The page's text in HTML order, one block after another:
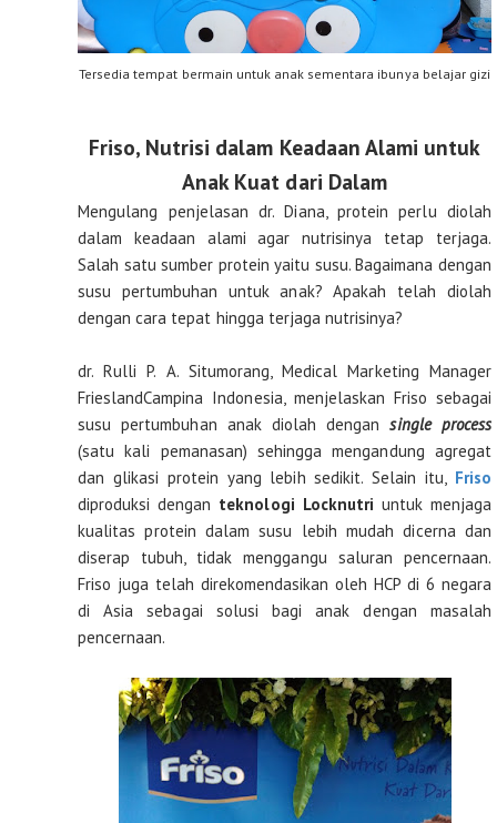
Tersedia tempat bermain untuk anak sementara ibunya belajar gizi
Friso, Nutrisi dalam Keadaan Alami untuk
Anak Kuat dari Dalam
Mengulang penjelasan dr. Diana, protein perlu diolah
dalam keadaan alami agar nutrisinya tetap terjaga.
Salah satu sumber protein yaitu susu. Bagaimana dengan
susu pertumbuhan untuk anak? Apakah telah diolah
dengan cara tepat hingga terjaga nutrisinya?
dr. Rulli P. A. Situmorang, Medical Marketing Manager
FrieslandCampina Indonesia, menjelaskan Friso sebagai
susu pertumbuhan anak diolah dengansingle process
(satu kali pemanasan) sehingga mengandung agregat
dan glikasi protein yang lebih sedikit. Selain itu, Friso
diproduksi dengan teknologi Locknutri untuk menjaga
kualitas protein dalam susu lebih mudah dicerna dan
diserap tubuh, tidak menggangu saluran pencernaan.
Friso juga telah direkomendasikan oleh HCP di 6 negara
di Asia sebagai solusi bagi anak dengan masalah
pencernaan.